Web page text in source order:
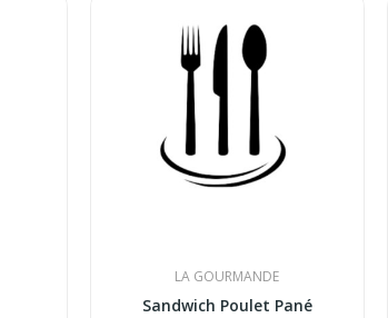
LA GOURMANDE
Sandwich Poulet Pané